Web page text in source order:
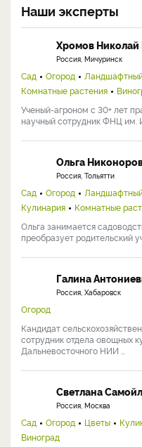
Наши эксперты
Хромов
Россия, Мичуринск
Сад Огород
Комнатные растения
Ученый-агроном с 30+ лет
научный сотрудник ФНЦ им.
Ольга
Россия, Тольятти
Сад Огород
Кулинария
Комнатные
Ольга занимается
преобразует родительский
Галина
Россия, Хабаровск
Огород
Кандидат
сотрудник отдела овощных
Дальневосточного НИИ ...
Светлана
Россия, Москва
Сад Огород Цветы
Виноград